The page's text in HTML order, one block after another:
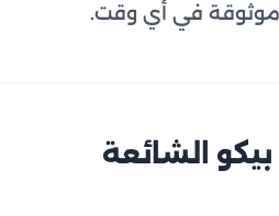
في أي وقت.
الشائعة